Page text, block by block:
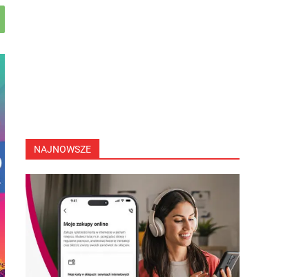
NAJNOWSZE